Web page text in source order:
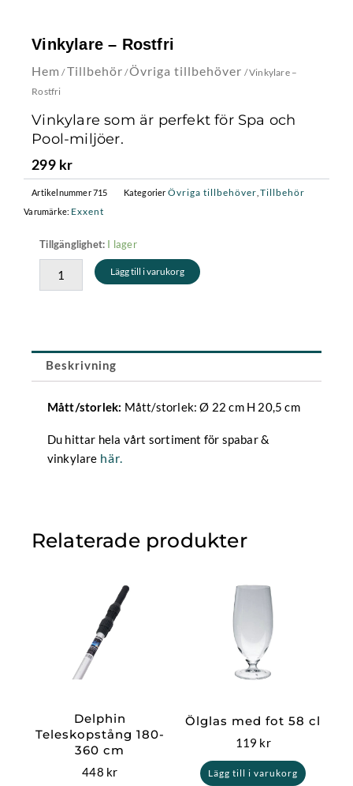
Vinkylare – Rostfri
Hem /Tillbehör /Övriga tillbehöver / Vinkylare –
Rostfri
Vinkylare som är perfekt för Spa och
Pool-miljöer.
299 kr
Artikelnummer715 Kategorier Övriga tillbehöver ,Tillbehör
Varumärke: Exxent
Tillgänglighet: I lager
Vinkylare
-
Rostfri
mängd
Lägg till i varukorg
Beskrivning
Mått/storlek: Mått/storlek: Ø 22 cm H 20,5 cm
Du hittar hela vårt sortiment för spabar &
vinkylare här.
Relaterade produkter
Delphin
Teleskopstång 180-
360 cm
448 kr
Ölglas med fot 58 cl
119 kr
Lägg till i varukorg